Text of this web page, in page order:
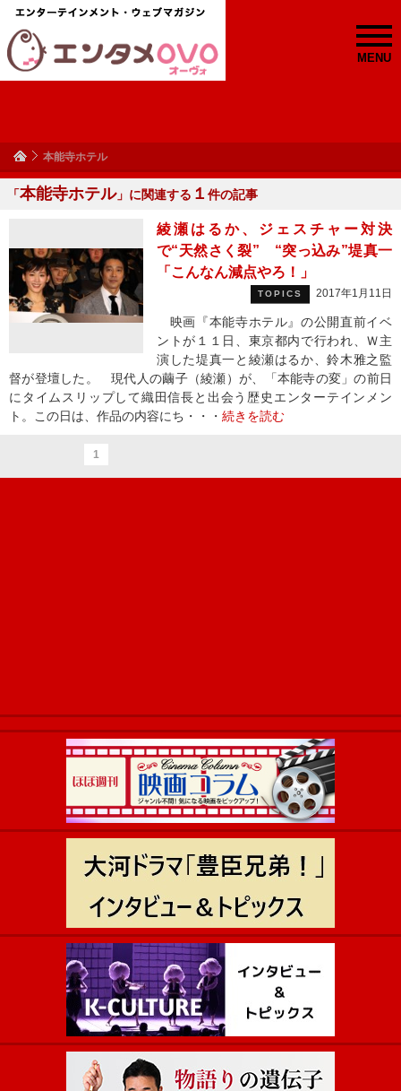
MENU
本能寺ホテル
「本能寺ホテル」に関連する １ 件の記事
綾瀬はるか、ジェスチャー対決
で“天然さく裂” “突っ込み”堤真一
「こんなん減点やろ！」
TOPICS 2017年1月11日
映画『本能寺ホテル』の公開直前イベ
ントが１１日、東京都内で行われ、Ｗ主
演した堤真一と綾瀬はるか、鈴木雅之監
督が登壇した。 現代人の繭子（綾瀬）が、「本能寺の変」の前日
にタイムスリップして織田信長と出会う歴史エンターテインメン
ト。この日は、作品の内容にち・・・ 続きを読む
1